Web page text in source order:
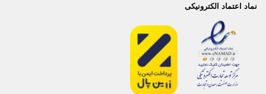
نماد اعتماد الکترونیکی